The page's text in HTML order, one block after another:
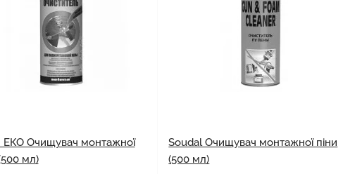
ЕКО Очищувач монтажної
мл)
Soudal Очищувач монтажної піни
(500 мл)